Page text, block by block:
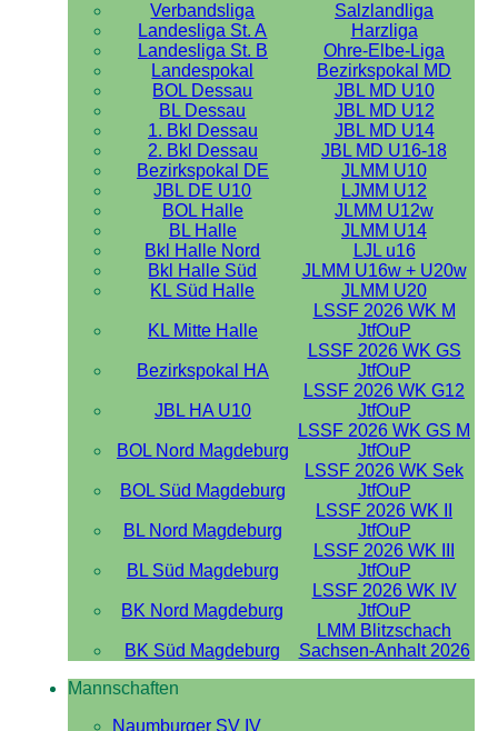
Verbandsliga
Salzlandliga
Landesliga St. A
Harzliga
Landesliga St. B
Ohre-Elbe-Liga
Landespokal
Bezirkspokal MD
BOL Dessau
JBL MD U10
BL Dessau
JBL MD U12
1. Bkl Dessau
JBL MD U14
2. Bkl Dessau
JBL MD U16-18
Bezirkspokal DE
JLMM U10
JBL DE U10
LJMM U12
BOL Halle
JLMM U12w
BL Halle
JLMM U14
Bkl Halle Nord
LJL u16
Bkl Halle Süd
JLMM U16w + U20w
KL Süd Halle
JLMM U20
KL Mitte Halle
LSSF 2026 WK M
JtfOuP
Bezirkspokal HA
LSSF 2026 WK GS
JtfOuP
JBL HA U10
LSSF 2026 WK G12
JtfOuP
BOL Nord Magdeburg
LSSF 2026 WK GS M
JtfOuP
BOL Süd Magdeburg
LSSF 2026 WK Sek
JtfOuP
BL Nord Magdeburg
LSSF 2026 WK II
JtfOuP
BL Süd Magdeburg
LSSF 2026 WK III
JtfOuP
BK Nord Magdeburg
LSSF 2026 WK IV
JtfOuP
BK Süd Magdeburg
LMM Blitzschach
Sachsen-Anhalt 2026
Mannschaften
Naumburger SV IV